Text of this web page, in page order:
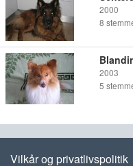
2000
8
2003
5
Vilkår og privatlivspolitik